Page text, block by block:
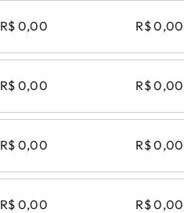
R$ 0,00 R$ 0,00
R$ 0,00 R$ 0,00
R$ 0,00 R$ 0,00
R$ 0,00 R$ 0,00